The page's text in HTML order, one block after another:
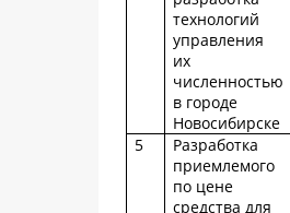
технологий
управления
их
численностью
в городе
Новосибирске
5
Разработка
приемлемого
по цене
средства для